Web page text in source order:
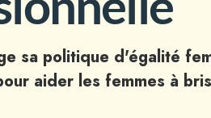
sa politique d'égalité
aider les femmes à